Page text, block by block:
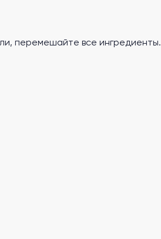
перемешайте все ингредиенты.